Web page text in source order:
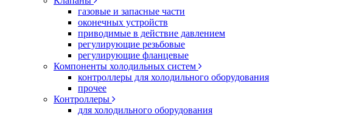
газовые и запасные части
оконечных устройств
приводимые в действие давлением
регулирующие резьбовые
регулирующие фланцевые
Компоненты холодильных систем
контроллеры для холодильного оборудования
прочее
Контроллеры
для холодильного оборудования